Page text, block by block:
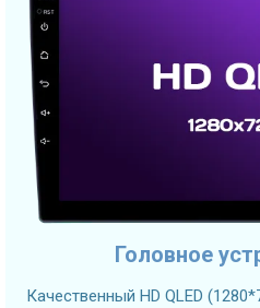
Головное
Качественный HD QLED